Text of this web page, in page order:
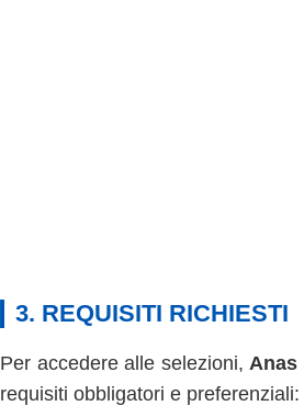
3. REQUISITI RICHIESTI
Per accedere alle selezioni,Anas
requisiti obbligatori e preferenziali: